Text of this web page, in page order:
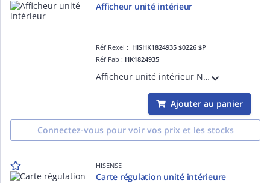
Afficheur unité intérieur
Réf Rexel : HISHK1824935 $0226 $P
Réf Fab : HK1824935
Afficheur unité intérieur New Comfort
Ajouter au panier
Connectez-vous pour voir vos prix et les stocks
HISENSE
Carte régulation unité intérieure